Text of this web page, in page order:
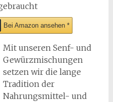
Bei Amazon ansehen *
Mit unseren Senf- und
Gewürzmischungen
setzen wir die lange
Tradition der
Nahrungsmittel- und